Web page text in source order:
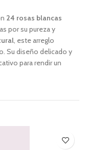
24 rosas blancas
por su pureza y
, este arreglo
Su diseño delicado y
para rendir un